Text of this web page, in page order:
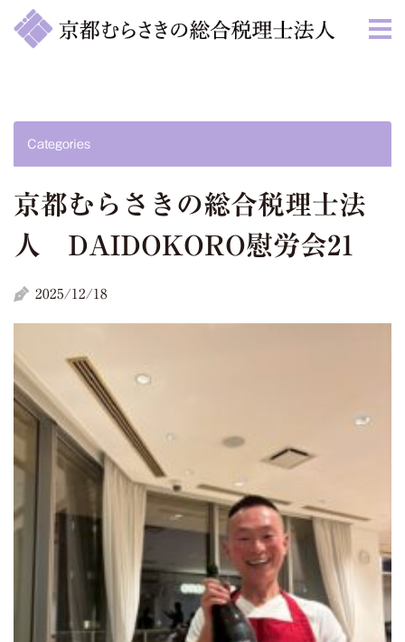
Categories
京都むらさきの総合税理士法
人 DAIDOKORO慰労会21
2025/12/18